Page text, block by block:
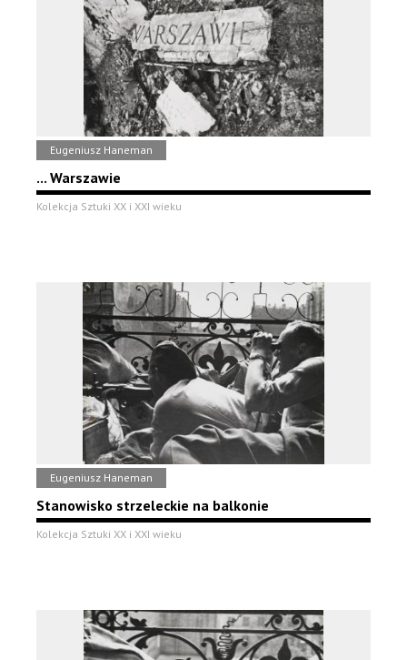
Eugeniusz Haneman
... Warszawie
Kolekcja Sztuki XX i XXI wieku
Eugeniusz Haneman
Stanowisko strzeleckie na balkonie
Kolekcja Sztuki XX i XXI wieku